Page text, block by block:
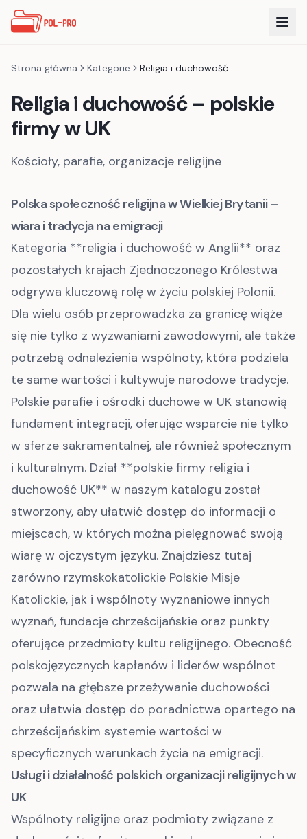
Strona główna Kategorie Religia i duchowość
Religia i duchowość– polskie
firmy w UK
Kościoły, parafie, organizacje religijne
Polska społeczność religijna w Wielkiej Brytanii –
wiara i tradycja na emigracji
Kategoria **religia i duchowość w Anglii** oraz
pozostałych krajach Zjednoczonego Królestwa
odgrywa kluczową rolę w życiu polskiej Polonii.
Dla wielu osób przeprowadzka za granicę wiąże
się nie tylko z wyzwaniami zawodowymi, ale także
potrzebą odnalezienia wspólnoty, która podziela
te same wartości i kultywuje narodowe tradycje.
Polskie parafie i ośrodki duchowe w UK stanowią
fundament integracji, oferując wsparcie nie tylko
w sferze sakramentalnej, ale również społecznym
i kulturalnym. Dział **polskie firmy religia i
duchowość UK** w naszym katalogu został
stworzony, aby ułatwić dostęp do informacji o
miejscach, w których można pielęgnować swoją
wiarę w ojczystym języku. Znajdziesz tutaj
zarówno rzymskokatolickie Polskie Misje
Katolickie, jak i wspólnoty wyznaniowe innych
wyznań, fundacje chrześcijańskie oraz punkty
oferujące przedmioty kultu religijnego. Obecność
polskojęzycznych kapłanów i liderów wspólnot
pozwala na głębsze przeżywanie duchowości
oraz ułatwia dostęp do poradnictwa opartego na
chrześcijańskim systemie wartości w
specyficznych warunkach życia na emigracji.
Usługi i działalność polskich organizacji religijnych w
UK
Wspólnoty religijne oraz podmioty związane z